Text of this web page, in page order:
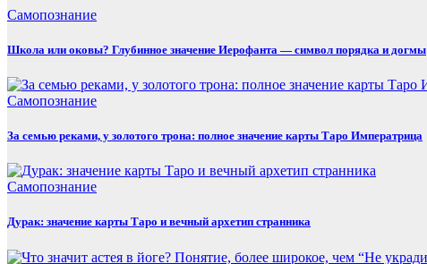
Самопознание
Школа или оковы? Глубинное значение Иерофанта — символ порядка и догмы
Самопознание
За семью реками, у золотого трона: полное значение карты Таро Императрица
Самопознание
Дурак: значение карты Таро и вечный архетип странника